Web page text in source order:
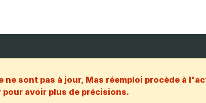
ne sont pas à jour, Mas réemploi procède à
avoir plus de précisions.